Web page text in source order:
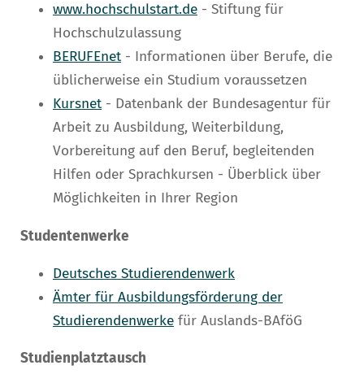
www.hochschulstart.de - Stiftung für
Hochschulzulassung
BERUFEnet - Informationen über Berufe, die
üblicherweise ein Studium voraussetzen
Kursnet - Datenbank der Bundesagentur für
Arbeit zu Ausbildung, Weiterbildung,
Vorbereitung auf den Beruf, begleitenden
Hilfen oder Sprachkursen - Überblick über
Möglichkeiten in Ihrer Region
Studentenwerke
Deutsches Studierendenwerk
Ämter für Ausbildungsförderung der
Studierendenwerke für Auslands-BAföG
Studienplatztausch